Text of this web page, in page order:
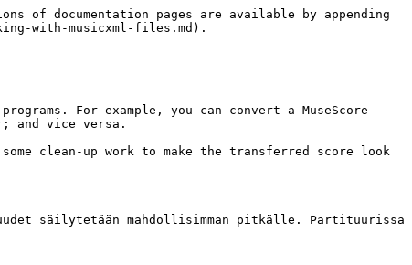
of documentation pages are available by appending
with-musicxml-files.md).
For example, you can convert a MuseScore
and vice versa.
clean-up work to make the transferred score look
säilytetään mahdollisimman pitkälle. Partituurissa